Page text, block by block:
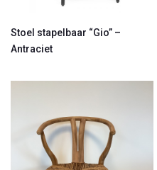
Stoel stapelbaar “Gio” –
Antraciet